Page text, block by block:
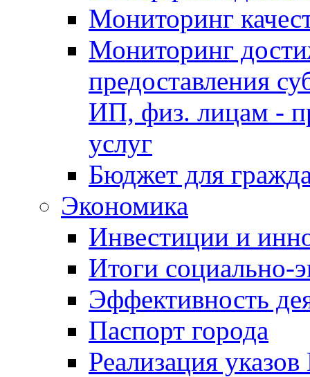
Мониторинг
Мониторинг
предоставления
ИП, физ. лицам -
услуг
Бюджет для
Экономика
Инвестиции и
Итоги социально-
Эффективность
Паспорт города
Реализация